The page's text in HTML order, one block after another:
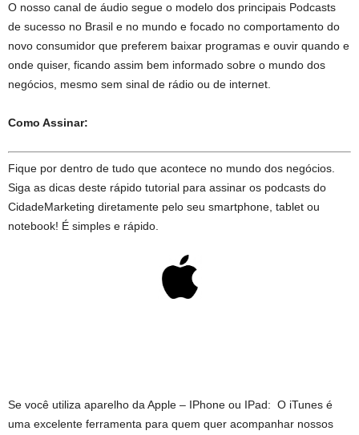
O nosso canal de áudio segue o modelo dos principais Podcasts
de sucesso no Brasil e no mundo e focado no comportamento do
novo consumidor que preferem baixar programas e ouvir quando e
onde quiser, ficando assim bem informado sobre o mundo dos
negócios, mesmo sem sinal de rádio ou de internet.
Como Assinar:
Fique por dentro de tudo que acontece no mundo dos negócios.
Siga as dicas deste rápido tutorial para assinar os podcasts do
CidadeMarketing diretamente pelo seu smartphone, tablet ou
notebook! É simples e rápido.
Se você utiliza aparelho da Apple – IPhone ou IPad: O iTunes é
uma excelente ferramenta para quem quer acompanhar nossos